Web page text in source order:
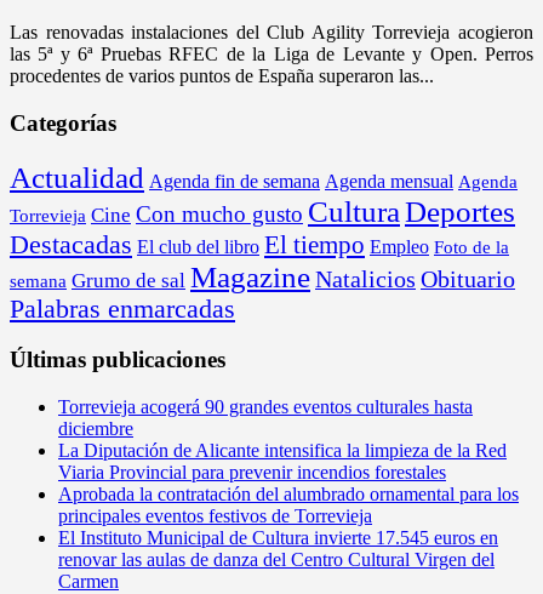
Las renovadas instalaciones del Club Agility Torrevieja acogieron
las 5ª y 6ª Pruebas RFEC de la Liga de Levante y Open. Perros
procedentes de varios puntos de España superaron las...
Categorías
Actualidad Agenda fin de semana Agenda mensual Agenda
Torrevieja Cine Con mucho gusto CulturaDeportes
Destacadas El club del libro El tiempo Empleo Foto de la
semana Grumo de sal MagazineNatalicios Obituario
Palabras enmarcadas
Últimas publicaciones
Torrevieja acogerá 90 grandes eventos culturales hasta
diciembre
La Diputación de Alicante intensifica la limpieza de la Red
Viaria Provincial para prevenir incendios forestales
Aprobada la contratación del alumbrado ornamental para los
principales eventos festivos de Torrevieja
El Instituto Municipal de Cultura invierte 17.545 euros en
renovar las aulas de danza del Centro Cultural Virgen del
Carmen